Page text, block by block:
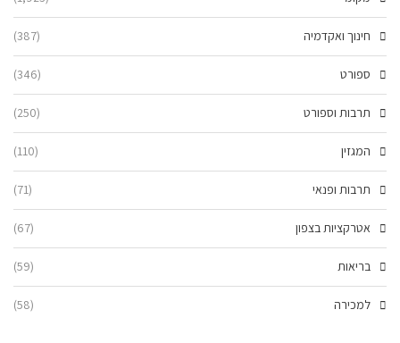
חינוך ואקדמיה (387)
ספורט (346)
תרבות וספורט (250)
המגזין (110)
תרבות ופנאי (71)
אטרקציות בצפון (67)
בריאות (59)
למכירה (58)